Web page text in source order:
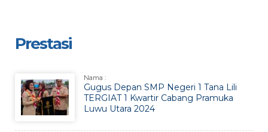
Prestasi
Nama :
Gugus Depan SMP Negeri 1 Tana Lili
TERGIAT 1 Kwartir Cabang Pramuka
Luwu Utara 2024